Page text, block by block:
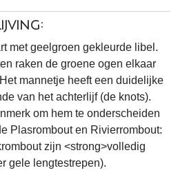
met geelgroen gekleurde libel.
raken de groene ogen elkaar
mannetje heeft een duidelijke
van het achterlijf (de knots).
om hem te onderscheiden
Plasrombout en Rivierrombout:
zijn <strong>volledig
gele lengtestrepen).